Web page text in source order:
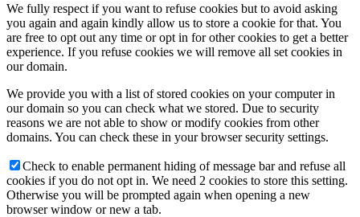
We fully respect if you want to refuse cookies but to avoid asking
you again and again kindly allow us to store a cookie for that. You
are free to opt out any time or opt in for other cookies to get a better
experience. If you refuse cookies we will remove all set cookies in
our domain.
We provide you with a list of stored cookies on your computer in
our domain so you can check what we stored. Due to security
reasons we are not able to show or modify cookies from other
domains. You can check these in your browser security settings.
Check to enable permanent hiding of message bar and refuse all
cookies if you do not opt in. We need 2 cookies to store this setting.
Otherwise you will be prompted again when opening a new
browser window or new a tab.